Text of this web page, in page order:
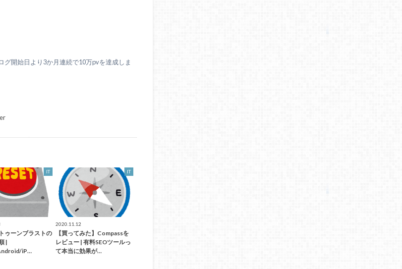
開始日より3か月連続で10万pvを達成しま
IT
ゥーンブラストの
|
iP…
IT
2020.11.12
【買ってみた】Compassを
レビュー | 有料SEOツールっ
て本当に効果が…